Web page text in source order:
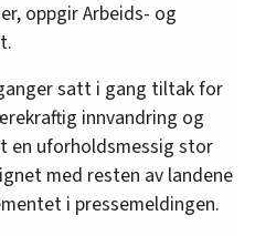
oppgir Arbeids- og
satt i gang tiltak for
innvandring og
en uforholdsmessig stor
med resten av landene
i pressemeldingen.